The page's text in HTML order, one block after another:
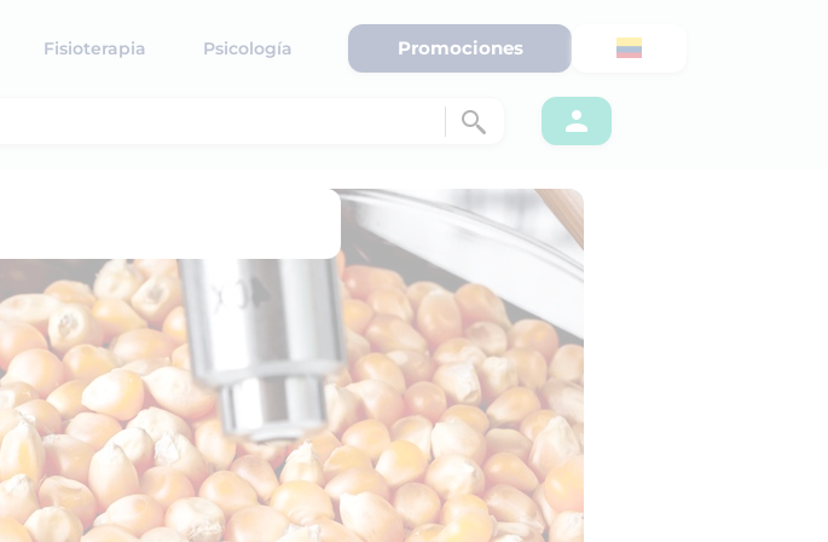
Fisioterapia Psicología Promociones